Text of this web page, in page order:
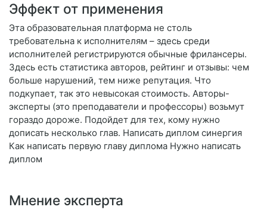
Эффект от применения
Эта образовательная платформа не столь
требовательна к исполнителям – здесь среди
исполнителей регистрируются обычные фрилансеры.
Здесь есть статистика авторов, рейтинг и отзывы: чем
больше нарушений, тем ниже репутация. Что
подкупает, так это невысокая стоимость. Авторы-
эксперты (это преподаватели и профессоры) возьмут
гораздо дороже. Подойдет для тех, кому нужно
дописать несколько глав. Написать диплом синергия
Как написать первую главу диплома Нужно написать
диплом
Мнение эксперта